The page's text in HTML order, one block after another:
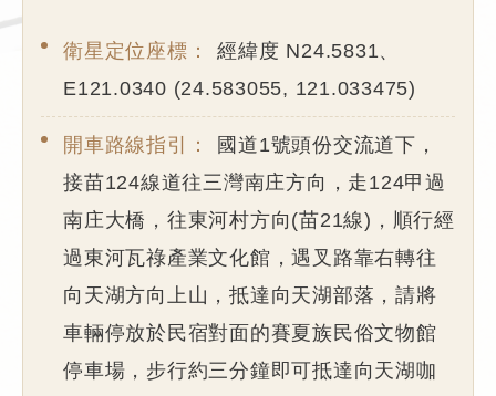
衛星定位座標：
經緯度 N24.5831、
E121.0340 (24.583055, 121.033475)
開車路線指引：
國道1號頭份交流道下，
接苗124線道往三灣南庄方向，走124甲過
南庄大橋，往東河村方向(苗21線)，順行經
過東河瓦祿產業文化館，遇叉路靠右轉往
向天湖方向上山，抵達向天湖部落，請將
車輛停放於民宿對面的賽夏族民俗文物館
停車場，步行約三分鐘即可抵達向天湖咖